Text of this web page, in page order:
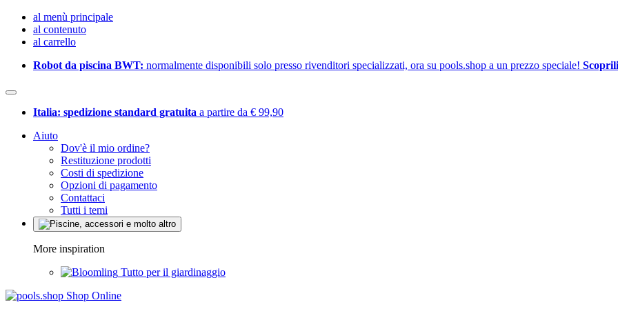
al menù principale
al contenuto
al carrello
Robot da piscina BWT: normalmente disponibili solo presso rivenditori specializzati, ora su pools.shop a un prezzo speciale!
Italia: spedizione standard gratuita a partire da € 99,90
Aiuto
Dov'è il mio ordine?
Restituzione prodotti
Costi di spedizione
Opzioni di pagamento
Contattaci
Tutti i temi
More inspiration
Tutto per il giardinaggio